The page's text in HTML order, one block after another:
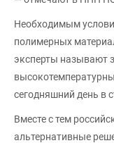
Необходимым
полимерных
эксперты называют
сегодняшний день в
Вместе с тем
альтернативные